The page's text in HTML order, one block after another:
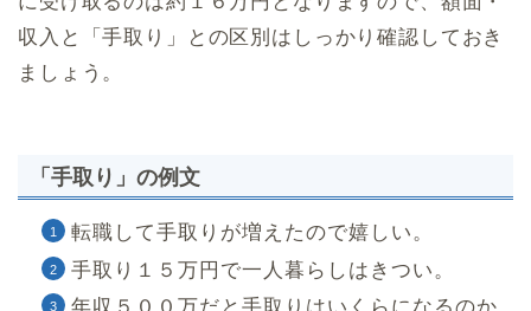
収入と「手取り」との区別はしっかり確認しておき
ましょう。
「手取り」の例文
転職して手取りが増えたので嬉しい。
手取り１５万円で一人暮らしはきつい。